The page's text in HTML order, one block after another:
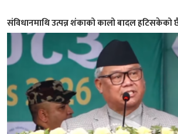
संविधानमाथि उत्पन्न शंकाको कालो बादल